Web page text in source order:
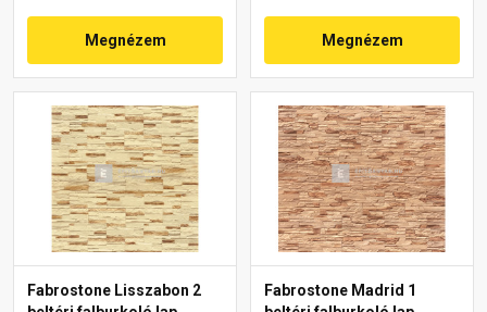
Megnézem Megnézem
Fabrostone Lisszabon 2
Fabrostone Madrid 1